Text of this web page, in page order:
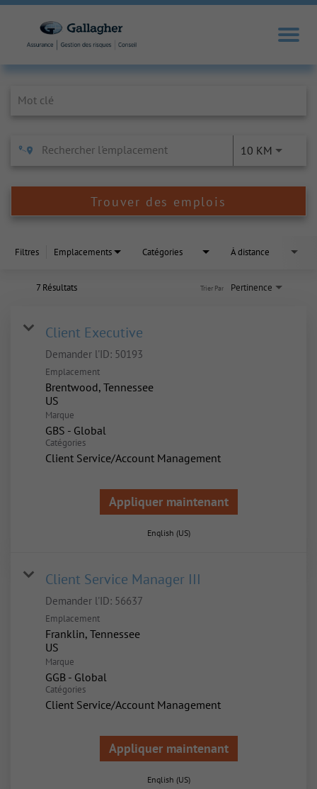
10 KM
Trouver des emplois
Filtres Emplacements Catégories À distance
7 Résultats Pertinence
Trier Par
Client Executive
Demander l'ID: 50193
Emplacement
Brentwood, Tennessee
Marque
GBS - Global
Catégories
Client Service/Account Management
Appliquer maintenant
English (US)
Client Service Manager III
Demander l'ID: 56637
Emplacement
Franklin, Tennessee
Marque
GGB - Global
Catégories
Client Service/Account Management
Appliquer maintenant
English (US)